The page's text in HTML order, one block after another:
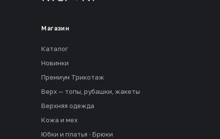
Магазин
Каталог
Новинки
Премиум Трикотаж
Верх — топы, рубашки, жакеты
Верхняя одежда
Кожа и мех
Юбки и платья · Брюки